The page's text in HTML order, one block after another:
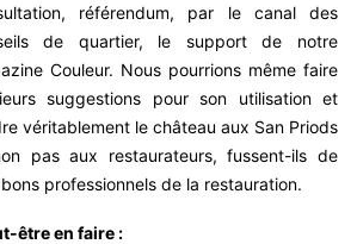
référendum, par le canal des
de quartier, le support de notre
Couleur. Nous pourrions même faire
suggestions pour son utilisation et
véritablement le château aux San Priods
pas aux restaurateurs, fussent-ils de
professionnels de la restauration.
être en faire :